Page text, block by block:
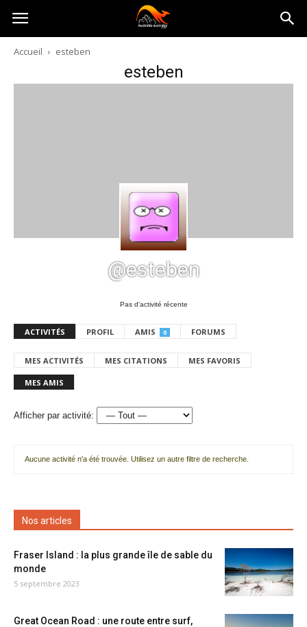
Australia-
australie.com
Accueil esteben
esteben
@esteben
Pas d’activité récente
ACTIVITÉS PROFIL AMIS 0 FORUMS
MES ACTIVITÉS MES CITATIONS MES FAVORIS
MES AMIS
Afficher par activité:
Aucune activité n'a été trouvée. Utilisez un autre filtre de recherche.
Nos articles
Fraser Island : la plus grande île de sable du
monde
5 septembre 2023
Great Ocean Road : une route entre surf,